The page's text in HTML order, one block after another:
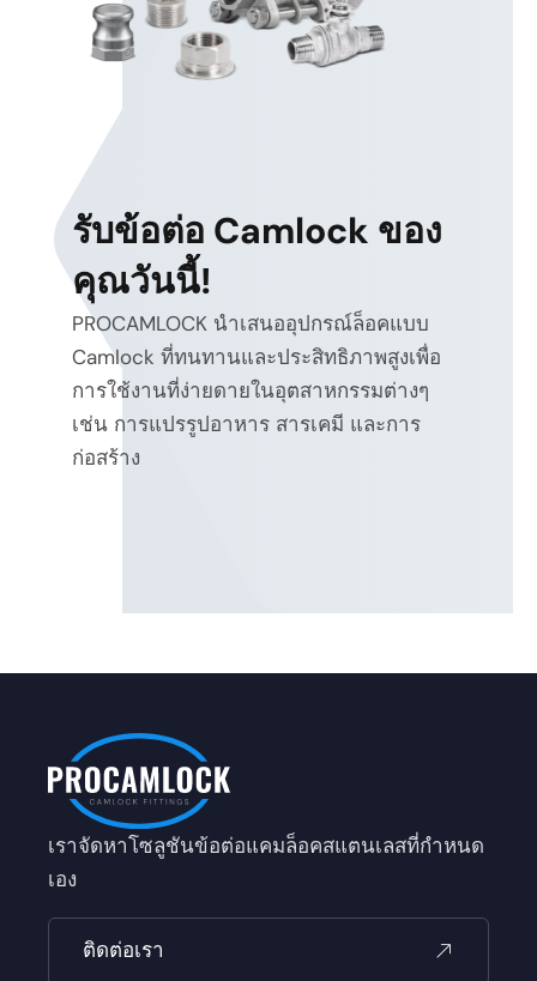
รับข้อต่อ Camlock ของ
คุณวันนี้!
PROCAMLOCK นำเสนออุปกรณ์ล็อคแบบ
Camlock ที่ทนทานและประสิทธิภาพสูงเพื่อ
การใช้งานที่ง่ายดายในอุตสาหกรรมต่างๆ
เช่น การแปรรูปอาหาร สารเคมี และการ
ก่อสร้าง
เราจัดหาโซลูชันข้อต่อแคมล็อคสแตนเลสที่กำหนด
เอง
ติดต่อเรา